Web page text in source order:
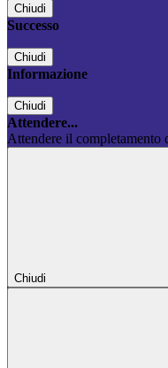
Chiudi
Successo
Chiudi
Informazione
Chiudi
Attendere...
Attendere il completamento
Chiudi